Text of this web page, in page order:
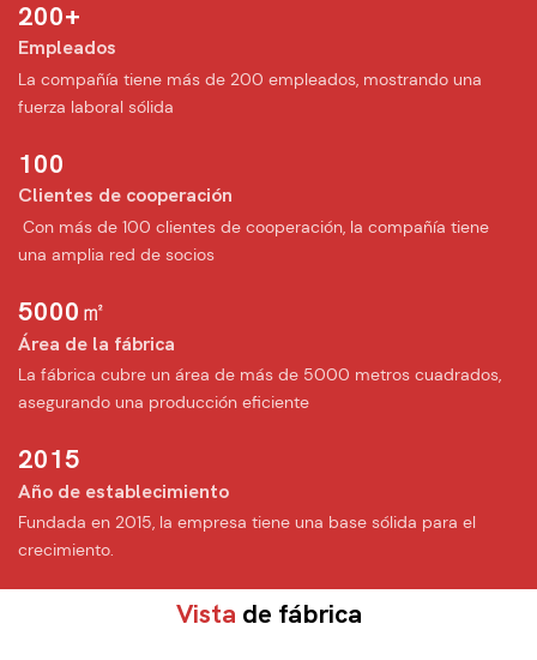
200+
Empleados
︎La compañía tiene más de 200 empleados, mostrando una
fuerza laboral sólida
100
Clientes de cooperación
︎ Con más de 100 clientes de cooperación, la compañía tiene
una amplia red de socios
5000㎡
Área de la fábrica
︎La fábrica cubre un área de más de 5000 metros cuadrados,
asegurando una producción eficiente
2015
Año de establecimiento
︎Fundada en 2015, la empresa tiene una base sólida para el
crecimiento.
Vista de fábrica